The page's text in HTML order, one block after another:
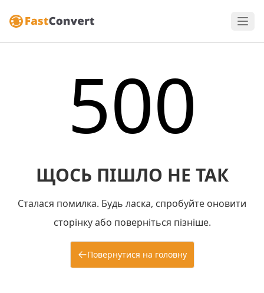
500
ЩОСЬ ПІШЛО НЕ ТАК
Сталася помилка. Будь ласка, спробуйте оновити
сторінку або поверніться пізніше.
Повернутися на головну